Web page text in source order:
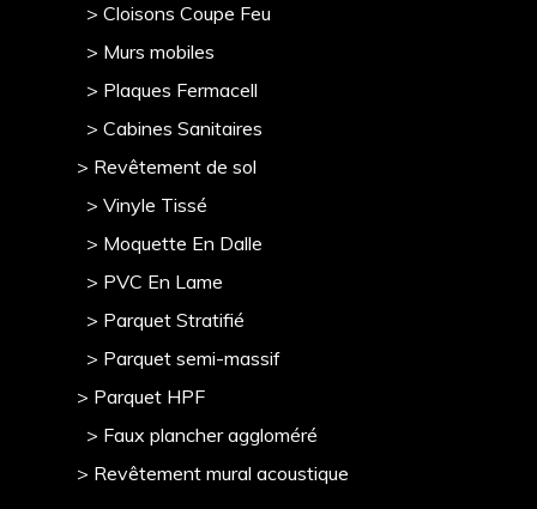
> Cloisons Coupe Feu
> Murs mobiles
> Plaques Fermacell
> Cabines Sanitaires
> Revêtement de sol
> Vinyle Tissé
> Moquette En Dalle
> PVC En Lame
> Parquet Stratifié
> Parquet semi-massif
> Parquet HPF
> Faux plancher aggloméré
> Revêtement mural acoustique